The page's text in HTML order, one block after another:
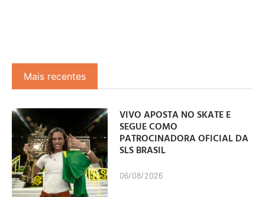
Mais recentes
VIVO APOSTA NO SKATE E
SEGUE COMO
PATROCINADORA OFICIAL DA
SLS BRASIL
06/08/2026